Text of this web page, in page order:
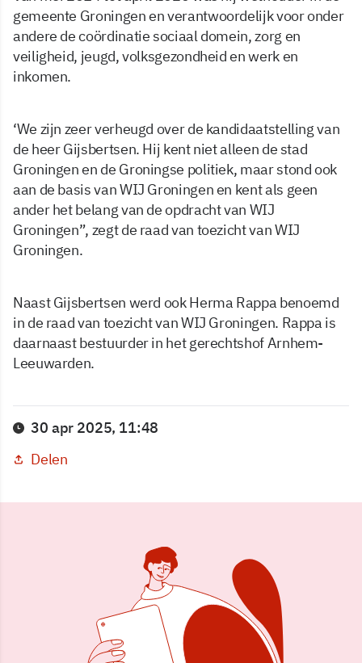
gemeente Groningen en verantwoordelijk voor onder
andere de coördinatie sociaal domein, zorg en
veiligheid, jeugd, volksgezondheid en werk en
inkomen.
‘We zijn zeer verheugd over de kandidaatstelling van
de heer Gijsbertsen. Hij kent niet alleen de stad
Groningen en de Groningse politiek, maar stond ook
aan de basis van WIJ Groningen en kent als geen
ander het belang van de opdracht van WIJ
Groningen”, zegt de raad van toezicht van WIJ
Groningen.
Naast Gijsbertsen werd ook Herma Rappa benoemd
in de raad van toezicht van WIJ Groningen. Rappa is
daarnaast bestuurder in het gerechtshof Arnhem-
Leeuwarden.
30 apr 2025, 11:48
Delen